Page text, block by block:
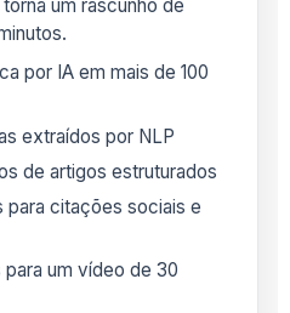
um rascunho de
por IA em mais de 100
extraídos por NLP
de artigos estruturados
citações sociais e
para um vídeo de 30